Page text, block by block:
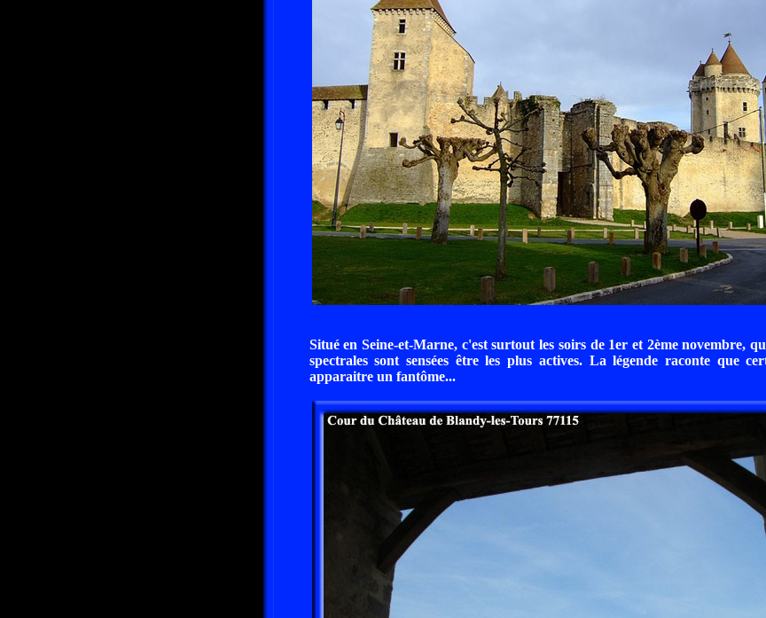
Situé en Seine-et-Marne, c'est surtout les soirs de 1er et 2ème novembre,
spectrales sont sensées être les plus actives. La légende raconte que
apparaitre un fantôme...